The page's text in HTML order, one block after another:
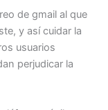
de gmail al que
y así cuidar la
usuarios
perjudicar la